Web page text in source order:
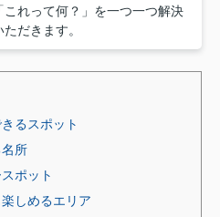
れって何？」を一つ一つ解決
だきます。
るスポット
所
ポット
しめるエリア